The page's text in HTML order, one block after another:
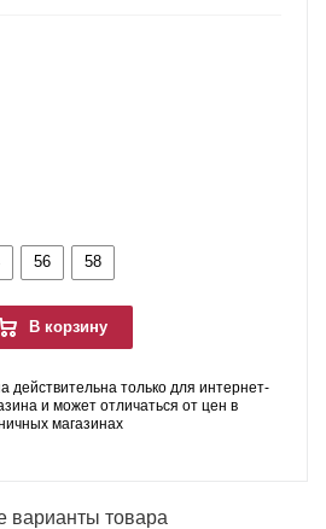
56 58
В корзину
действительна только для интернет-
и может отличаться от цен в
магазинах
варианты товара